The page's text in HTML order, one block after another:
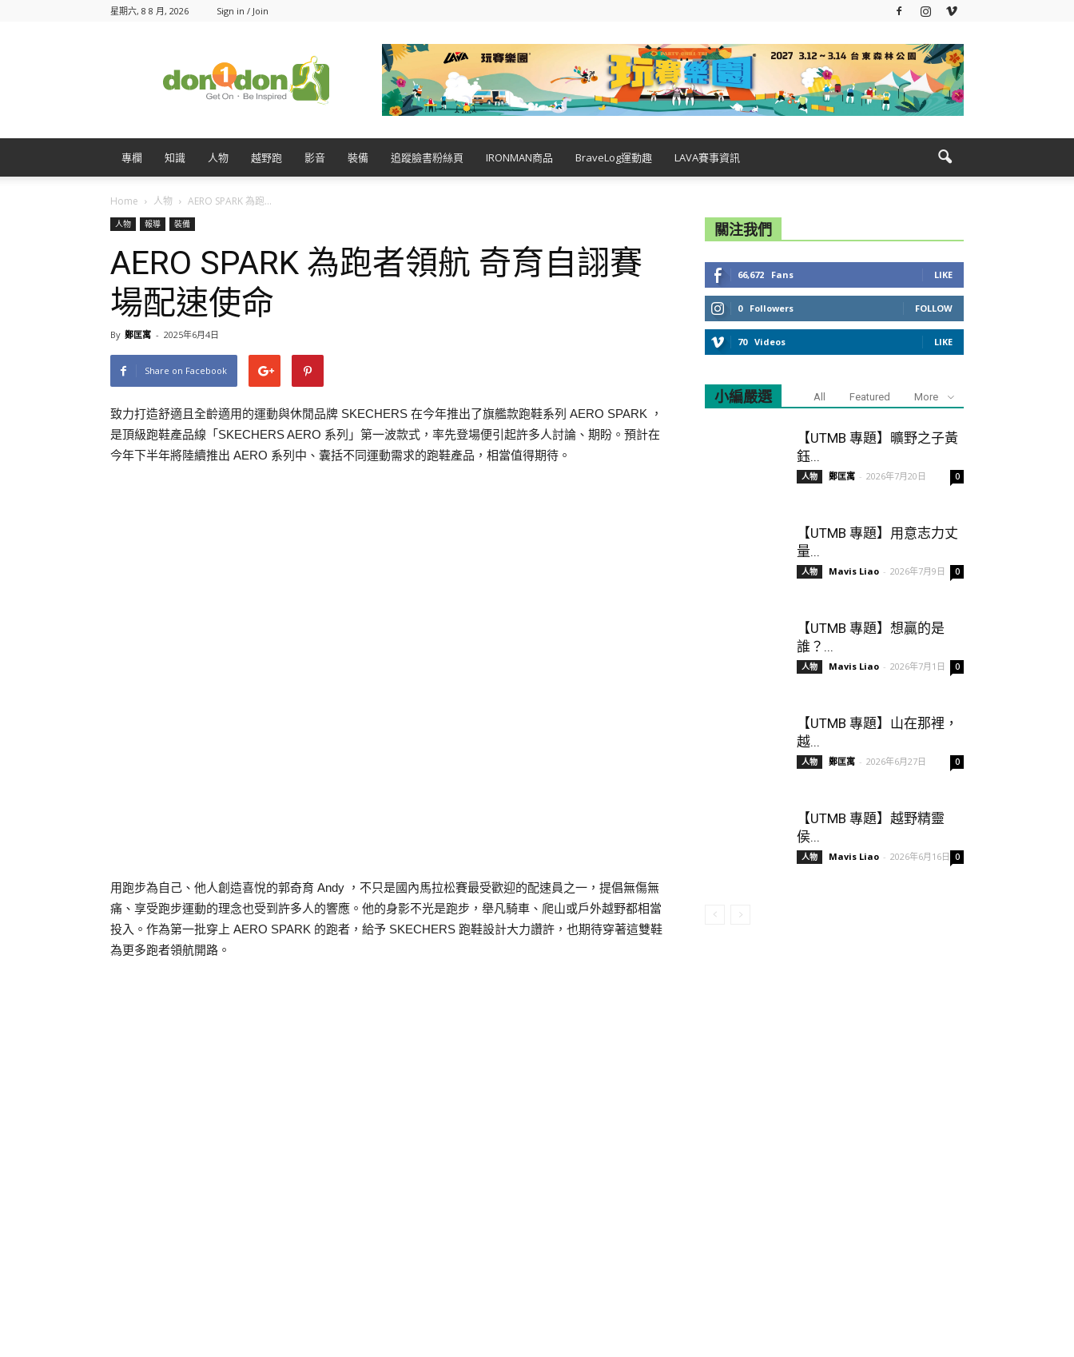
星期六, 8 8 月, 2026 Sign in / Join
專欄 知識 人物 越野跑 影音 裝備 追蹤臉書粉絲頁 IRONMAN商品 BraveLog運動趣 LAVA賽事資訊
Home 人物 AERO SPARK 為跑...
人物 報導 裝備
AERO SPARK 為跑者領航 奇育自詡賽
場配速使命
By 鄭匡寓 - 2025年6月4日
Share on Facebook
致力打造舒適且全齡適用的運動與休閒品牌 SKECHERS 在今年推出了旗艦款跑鞋系列 AERO SPARK ，
是頂級跑鞋產品線「SKECHERS AERO 系列」第一波款式，率先登場便引起許多人討論、期盼。預計在
今年下半年將陸續推出 AERO 系列中、囊括不同運動需求的跑鞋產品，相當值得期待。
用跑步為自己、他人創造喜悅的郭奇育 Andy ，不只是國內馬拉松賽最受歡迎的配速員之一，提倡無傷無
痛、享受跑步運動的理念也受到許多人的響應。他的身影不光是跑步，舉凡騎車、爬山或戶外越野都相當
投入。作為第一批穿上 AERO SPARK 的跑者，給予 SKECHERS 跑鞋設計大力讚許，也期待穿著這雙鞋
為更多跑者領航開路。
關注我們
66,672 Fans LIKE
0 Followers FOLLOW
70 Videos LIKE
小編嚴選 All Featured More
【UTMB 專題】曠野之子黃
鈺...
人物 鄭匡寓 - 2026年7月20日 0
【UTMB 專題】用意志力丈
量...
人物 Mavis Liao - 2026年7月9日 0
【UTMB 專題】想贏的是
誰？...
人物 Mavis Liao - 2026年7月1日 0
【UTMB 專題】山在那裡，
越...
人物 鄭匡寓 - 2026年6月27日 0
【UTMB 專題】越野精靈
侯...
人物 Mavis Liao - 2026年6月16日 0